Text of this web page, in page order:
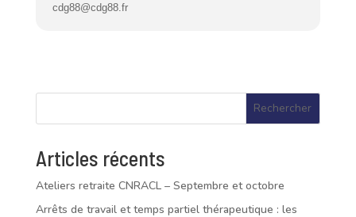
cdg88@cdg88.fr
Rechercher
Articles récents
Ateliers retraite CNRACL – Septembre et octobre
Arrêts de travail et temps partiel thérapeutique : les